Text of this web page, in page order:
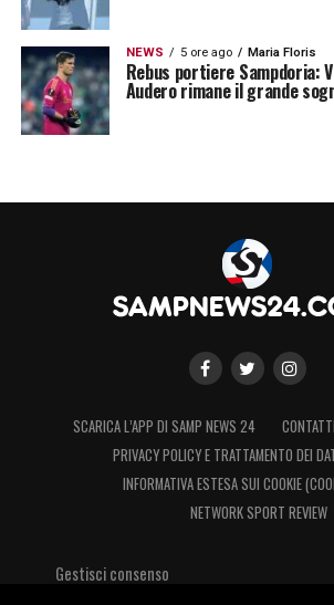
NEWS 5 ore ago Maria Floris
Rebus portiere Sampdoria:
Audero rimane il grande
SCARICA L’APP DI SAMP NEWS 24 CONTATTI
PRIVACY POLICY E TRATTAMENTO DEI
INFORMATIVA ESTESA SUI COOKIE
NETWORK SPORT REVIEW
Gestisci consenso